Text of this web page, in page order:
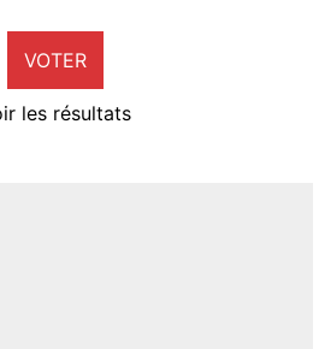
VOTER
les résultats